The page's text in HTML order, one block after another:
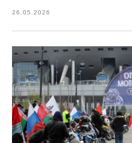
26.05.2026